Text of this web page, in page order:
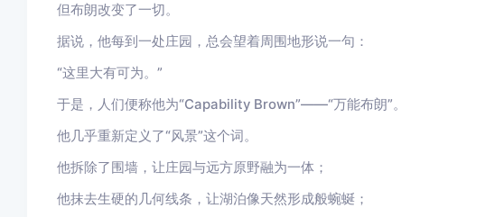
但布朗改变了一切。
据说，他每到一处庄园，总会望着周围地形说一句：
“这里大有可为。”
于是，人们便称他为“Capability Brown”——“万能布朗”。
他几乎重新定义了“风景”这个词。
他拆除了围墙，让庄园与远方原野融为一体；
他抹去生硬的几何线条，让湖泊像天然形成般蜿蜒；